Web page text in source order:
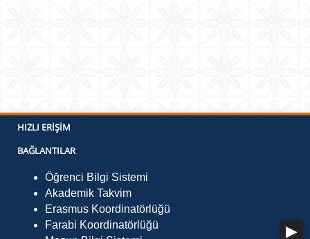
HIZLI ERIŞIM
BAĞLANTILAR
Öğrenci Bilgi Sistemi
Akademik Takvim
Erasmus Koordinatörlüğü
Farabi Koordinatörlüğü